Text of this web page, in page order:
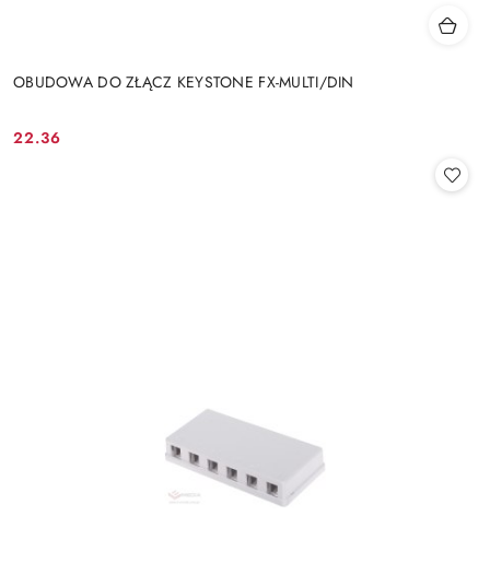
OBUDOWA DO ZŁĄCZ KEYSTONE FX-MULTI/DIN
Cena:
22.36